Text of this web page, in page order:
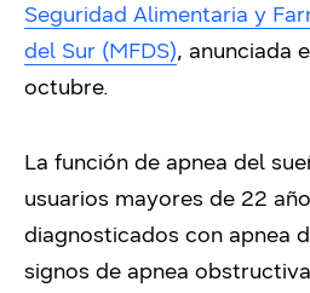
Seguridad Alimentaria y
del Sur (MFDS), anunciada
octubre.
La función de apnea del
usuarios mayores de 22
diagnosticados con apnea
signos de apnea